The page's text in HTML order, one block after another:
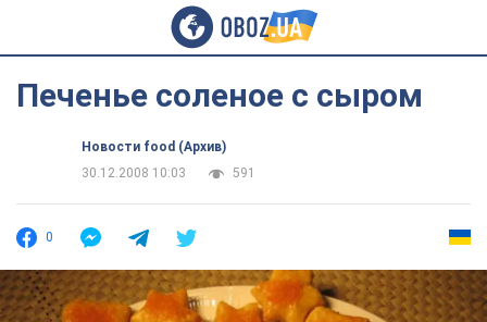
Печенье соленое с сыром
Новости food (Архив)
30.12.2008 10:03
591
0